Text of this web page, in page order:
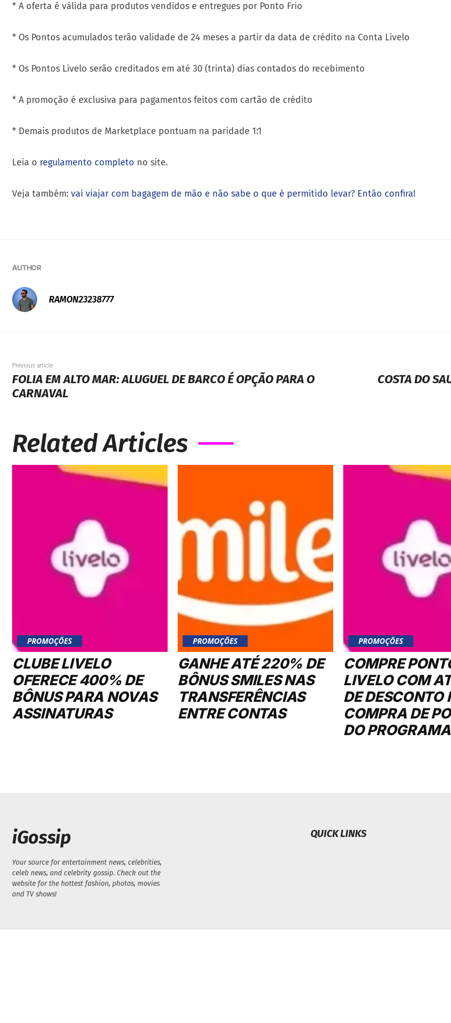
* A oferta é válida para produtos vendidos e entregues por Ponto Frio
* Os Pontos acumulados terão validade de 24 meses a partir da data de crédito na Conta Livelo
* Os Pontos Livelo serão creditados em até 30 (trinta) dias contados do recebimento
* A promoção é exclusiva para pagamentos feitos com cartão de crédito
* Demais produtos de Marketplace pontuam na paridade 1:1
Leia o regulamento completo no site.
Veja também: vai viajar com bagagem de mão e não sabe o que é permitido levar? Então confira!
AUTHOR
RAMON23238777
Previous article
FOLIA EM ALTO MAR: ALUGUEL DE BARCO É OPÇÃO PARA O
CARNAVAL
COSTA DO
Related Articles
PROMOÇÕES
CLUBE LIVELO
OFERECE 400% DE
BÔNUS PARA NOVAS
ASSINATURAS
PROMOÇÕES
GANHE ATÉ 220% DE
BÔNUS SMILES NAS
TRANSFERÊNCIAS
ENTRE CONTAS
PROMOÇÕES
COMPRE
LIVELO COM
DE DESCONTO
COMPRA DE
DO PROGRAMA
iGossip
Your source for entertainment news, celebrities,
celeb news, and celebrity gossip. Check out the
website for the hottest fashion, photos, movies
and TV shows!
QUICK LINKS